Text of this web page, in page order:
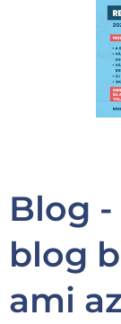
Blog
blog
ami